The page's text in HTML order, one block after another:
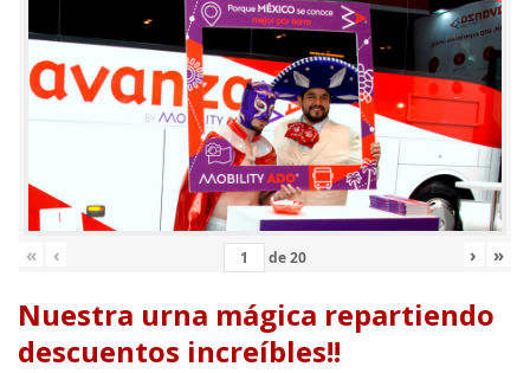
« ‹ de20 › »
Nuestra urna mágica repartiendo
descuentos increíbles!!